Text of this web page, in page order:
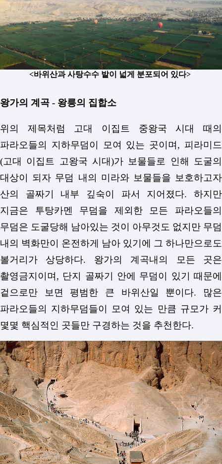
<바위산과 사탕수수 밭이 넓게 분포되어 있다>
왕가의 계곡 - 왕릉의 집합소
위의 제목처럼 고대 이집트 중왕국 시대 때의
파라오들의 지하무덤이 모여 있는 곳이며, 피라미드
(고대 이집트 고왕국 시대)가 보물들로 인해 도굴의
대상이 되자 무덤 내의 미라와 보물들을 보호하고자
산의 골짜기 내부 깊숙이 파서 지어졌다. 하지만
지금은 투탕카멘 무덤을 제외한 모든 파라오들의
무덤은 도굴당해 남아있는 것이 아무것도 없지만 무덤
내의 벽화만이 온전하게 남아 있기에 그 하나만으로도
볼거리가 상당하다. 왕가의 계곡내의 모든 곳은
촬영금지이며, 단지 골짜기 안에 무덤이 있기 때문에
겉으로만 보면 평범한 큰 바위산일 뿐이다. 많은
파라오들의 지하무덤들이 모여 있는 만큼 규모가 커
몇몇 핵심적인 곳들만 구경하는 것을 추천한다.